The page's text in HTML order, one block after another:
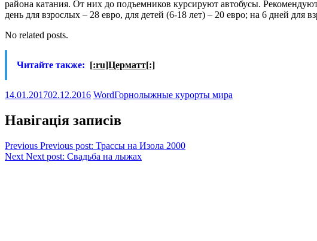
района катания. От них до подъемников курсируют автобусы.
день для взрослых – 28 евро, для детей (6-18 лет) – 20 евро; на 6 дней
No related posts.
Читайте также: [:ru]Церматт[:]
14.01.201702.12.2016 WordГорнолыжные курорты мира
Навігація записів
Previous Previous post: Трассы на Изола 2000
Next Next post: Свадьба на лыжах